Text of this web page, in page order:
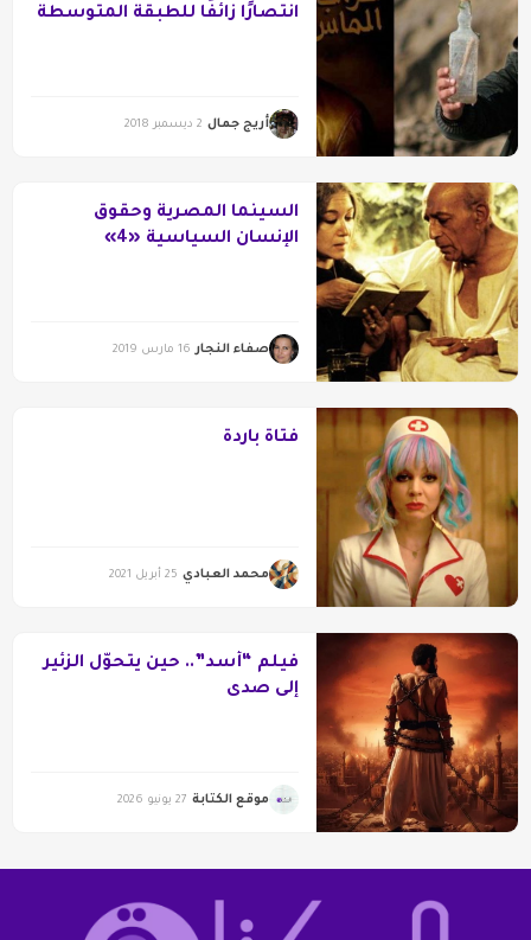
انتصارًا زائفًا للطبقة المتوسطة
أريج جمال 2 ديسمبر 2018
السينما المصرية وحقوق
الإنسان السياسية «4»
صفاء النجار 16 مارس 2019
فتاة باردة
محمد العبادي 25 أبريل 2021
فيلم “أسد”.. حين يتحوّل الزئير
إلى صدى
موقع الكتابة 27 يونيو 2026